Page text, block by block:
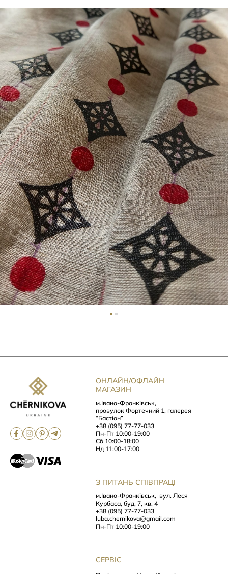
ОНЛАЙН/ОФЛАЙН
МАГАЗИН
м.Івано-Франківськ,
провулок Фортечний 1, галерея
“Бастіон”
+38 (095) 77-77-033
Пн-Пт 10:00-19:00
Сб 10:00-18:00
Нд 11:00-17:00
З ПИТАНЬ СПІВПРАЦІ
м.Івано-Франківськ, вул. Леся
Курбаса, буд. 7, кв. 4
+38 (095) 77-77-033
luba.chernikova@gmail.com
Пн-Пт 10:00-19:00
СЕРВІС